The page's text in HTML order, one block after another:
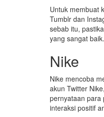
Untuk membuat
Tumblr dan
sebab itu,
yang sangat baik.
Nike
Nike mencoba
akun Twitter
pernyataan para
interaksi positif